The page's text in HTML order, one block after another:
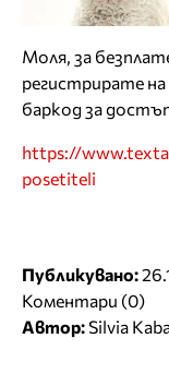
Моля, за
регистрирате на
баркод за
https://
posetiteli
Публикувано:
Коментари (0)
Автор:Silvia